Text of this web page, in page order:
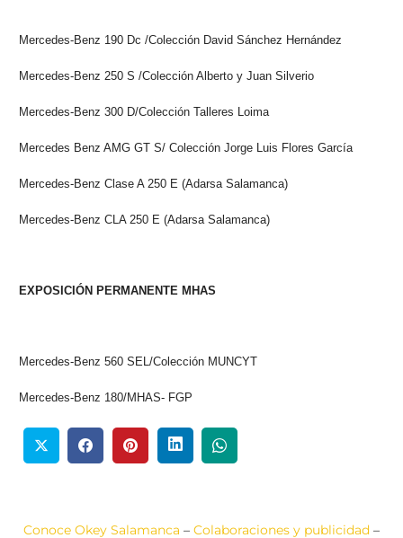
Mercedes-Benz 190 Dc /Colección David Sánchez Hernández
Mercedes-Benz 250 S /Colección Alberto y Juan Silverio
Mercedes-Benz 300 D/Colección Talleres Loima
Mercedes Benz AMG GT S/ Colección Jorge Luis Flores García
Mercedes-Benz Clase A 250 E (Adarsa Salamanca)
Mercedes-Benz CLA 250 E (Adarsa Salamanca)
EXPOSICIÓN PERMANENTE MHAS
Mercedes-Benz 560 SEL/Colección MUNCYT
Mercedes-Benz 180/MHAS- FGP
Conoce Okey Salamanca – Colaboraciones y publicidad –